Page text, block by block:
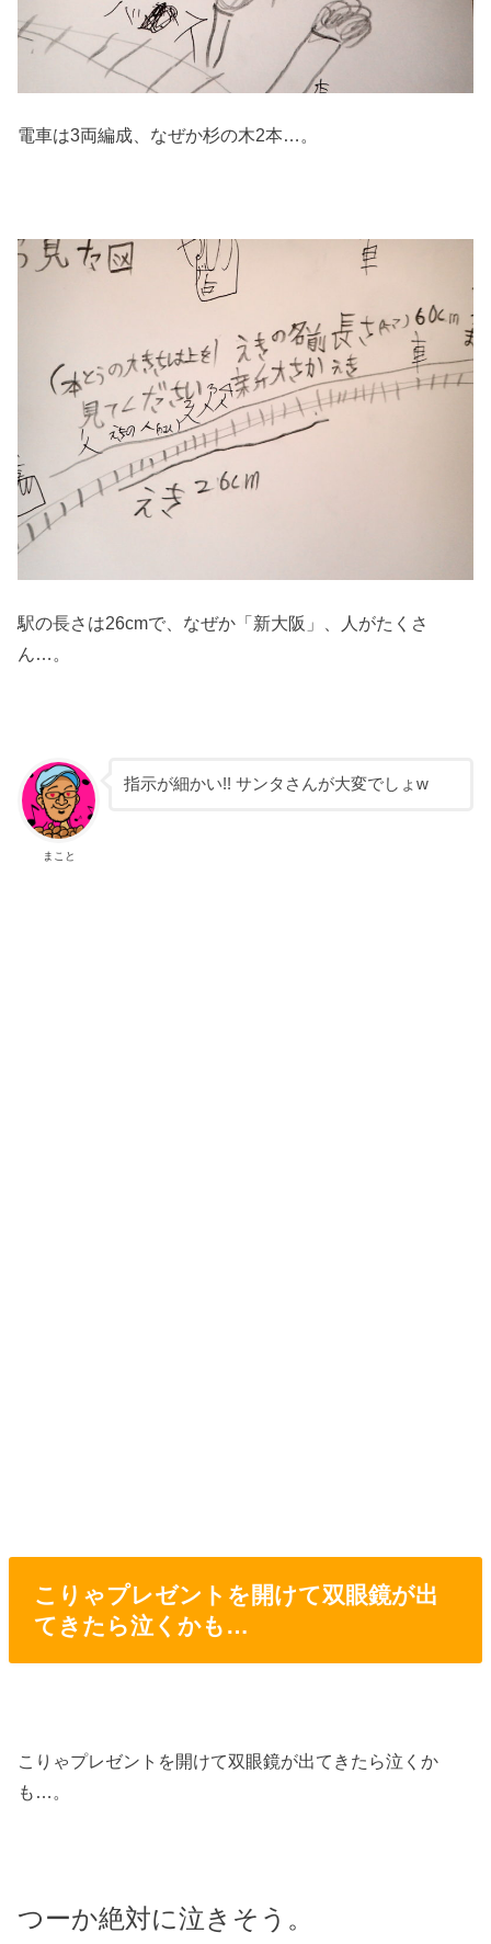
電車は3両編成、なぜか杉の木2本…。
駅の長さは26cmで、なぜか「新大阪」、人がたくさ
ん…。
まこと
指示が細かい!! サンタさんが大変でしょw
こりゃプレゼントを開けて双眼鏡が出
てきたら泣くかも…
こりゃプレゼントを開けて双眼鏡が出てきたら泣くか
も…。
つーか絶対に泣きそう。